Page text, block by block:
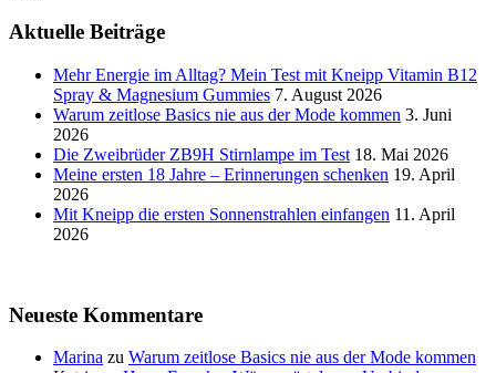
Aktuelle Beiträge
Mehr Energie im Alltag? Mein Test mit Kneipp Vitamin B12
Spray & Magnesium Gummies 7. August 2026
Warum zeitlose Basics nie aus der Mode kommen 3. Juni
2026
Die Zweibrüder ZB9H Stirnlampe im Test 18. Mai 2026
Meine ersten 18 Jahre – Erinnerungen schenken 19. April
2026
Mit Kneipp die ersten Sonnenstrahlen einfangen 11. April
2026
Neueste Kommentare
Marina zu Warum zeitlose Basics nie aus der Mode kommen